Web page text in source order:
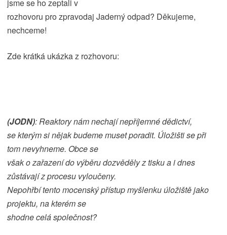
jsme se ho zeptali v
rozhovoru pro zpravodaj Jaderný odpad? Děkujeme,
nechceme!
Zde krátká ukázka z rozhovoru:
(JODN): Reaktory nám nechají nepříjemné dědictví,
se kterým si nějak budeme muset poradit. Úložišti se při
tom nevyhneme. Obce se
však o zařazení do výběru dozvěděly z tisku a i dnes
zůstávají z procesu vyloučeny.
Nepohřbí tento mocenský přístup myšlenku úložiště jako
projektu, na kterém se
shodne celá společnost?